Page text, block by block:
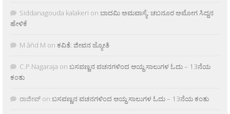
Siddanagouda kalakeri on ಬಾದಮಿ ಅಮವಾಸ್ಯೆ: ಚಬನೂರ ಅಮೋಗ ಸಿದ್ದನ
ಹೇಳಿಕೆ
M âñd M on ಕವಿತೆ: ಜೀವನ ಜ್ಯೋತಿ
C.P.Nagaraja on ಬಸವಣ್ಣನ ವಚನಗಳಿಂದ ಆಯ್ದ ಸಾಲುಗಳ ಓದು – 13ನೆಯ
ಕಂತು
ರಾಜೀವ್ on ಬಸವಣ್ಣನ ವಚನಗಳಿಂದ ಆಯ್ದ ಸಾಲುಗಳ ಓದು – 13ನೆಯ ಕಂತು